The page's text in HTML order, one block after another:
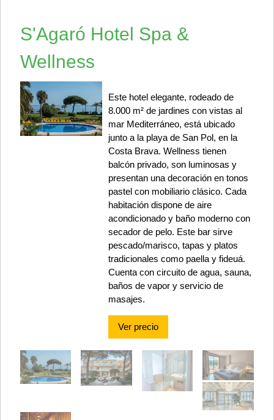
S'Agaró Hotel Spa &
Wellness
Este hotel elegante, rodeado de
8.000 m² de jardines con vistas al
mar Mediterráneo, está ubicado
junto a la playa de San Pol, en la
Costa Brava. Wellness tienen
balcón privado, son luminosas y
presentan una decoración en tonos
pastel con mobiliario clásico. Cada
habitación dispone de aire
acondicionado y baño moderno con
secador de pelo. Este bar sirve
pescado/marisco, tapas y platos
tradicionales como paella y fideuá.
Cuenta con circuito de agua, sauna,
baños de vapor y servicio de
masajes.
Ver precio